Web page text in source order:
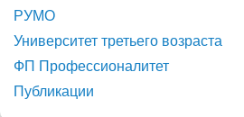
РУМО
Университет третьего возраста
ФП Профессионалитет
Публикации